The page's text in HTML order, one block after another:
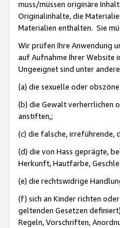
muss/müssen originäre
Originalinhalte, die
Materialien enthalten. Sie
Wir prüfen Ihre Anwendung
auf Aufnahme Ihrer Website
Ungeeignet sind unter
(a) die sexuelle oder
(b) die Gewalt verherrlichen
anstiften,;
(c) die falsche, irreführende,
(d) die von Hass geprägte,
Herkunft, Hautfarbe,
(e) die rechtswidrige
(f) sich an Kinder richten
geltenden Gesetzen
Regeln, Vorschriften,